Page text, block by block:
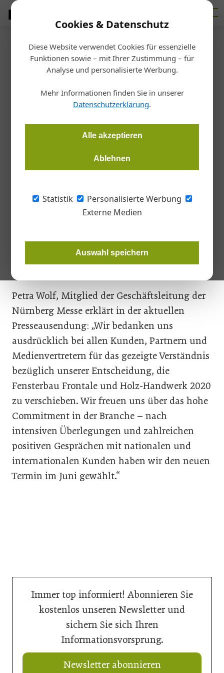
Cookies & Datenschutz
Diese Website verwendet Cookies für essenzielle
Funktionen sowie – mit Ihrer Zustimmung – für
Analyse und personalisierte Werbung.
Mehr Informationen finden Sie in unserer
Datenschutzerklärung.
Alle akzeptieren
Ablehnen
Statistik
Personalisierte Werbung
Externe Medien
Auswahl speichern
Startseite/Glas
Terminverschiebung:
Fensterbau Frontale findet im
Juni statt
von Großveranstaltungen hat die Nürnberg Messe Ende
Februar entschieden, die Fensterbau Frontale und Holz-
verschieben. Nun gibt es einen neuen Termin: Das Messe-Duo
findet aus heutiger Sicht von Dienstag, 16. Juni bis Freitag,
19. Juni 2020 in Nürnberg statt.
Petra Wolf, Mitglied der Geschäftsleitung der
Nürnberg Messe erklärt in der aktuellen
Presseausendung: „Wir bedanken uns
ausdrücklich bei allen Kunden, Partnern und
Medienvertretern für das gezeigte Verständnis
bezüglich unserer Entscheidung, die
Fensterbau Frontale und Holz-Handwerk 2020
zu verschieben. Wir freuen uns über das hohe
Commitment in der Branche – nach
intensiven Überlegungen und zahlreichen
positiven Gesprächen mit nationalen und
internationalen Kunden haben wir den neuen
Termin im Juni gewählt.“
Immer top informiert! Abonnieren Sie
kostenlos unseren Newsletter und
sichern Sie sich Ihren
Informationsvorsprung.
Newsletter abonnieren